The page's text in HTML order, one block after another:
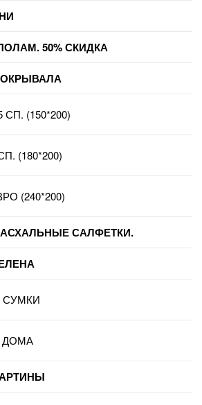
50% СКИДКА
(150*200)
(180*200)
(240*200)
САЛФЕТКИ.
СУМКИ
ДОМА